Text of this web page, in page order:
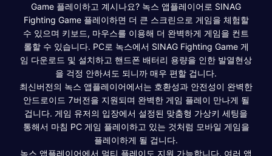
Game 플레이하고 계시나요? 녹스 앱플레이어로 SINAG
Fighting Game 플레이하면 더 큰 스크린으로 게임을 체험할
수 있으며 키보드, 마우스를 이용해 더 완벽하게 게임을 컨트
롤할 수 있습니다. PC로 녹스에서 SINAG Fighting Game 게
임 다운로드 및 설치하고 핸드폰 배터리 용량을 인한 발열현상
을 걱정 안하셔도 되니까 매우 편할 겁니다.
최신버전의 녹스 앱플레이어에서는 호환성과 안전성이 완벽한
안드로이드 7버전을 지원되며 완벽한 게임 플레이 만나게 될
겁니다. 게임 유저의 입장에서 설정된 맞춤형 가상키 세팅을
통해서 마침 PC 게임 플레이하고 있는 것처럼 모바일 게임을
플레이하게 될 겁니다.
녹스 앱플레이어에서 멀티 플레이도 지원 가능합니다. 여러 앱